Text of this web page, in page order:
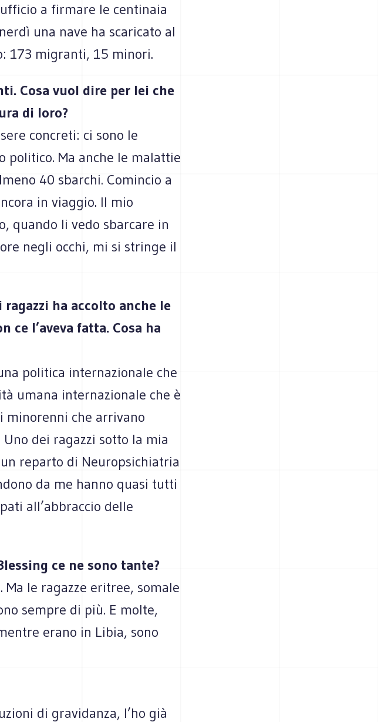
a firmare le centinaia
una nave ha scaricato al
173 migranti, 15 minori.
Cosa vuol dire per lei che
di loro?
concreti: ci sono le
politico. Ma anche le malattie
40 sbarchi. Comincio a
in viaggio. Il mio
quando li vedo sbarcare in
negli occhi, mi si stringe il
ha accolto anche le
ce l’aveva fatta. Cosa ha
politica internazionale che
umana internazionale che è
minorenni che arrivano
dei ragazzi sotto la mia
reparto di Neuropsichiatria
da me hanno quasi tutti
all’abbraccio delle
ce ne sono tante?
le ragazze eritree, somale
sempre di più. E molte,
erano in Libia, sono
di gravidanza, l’ho già